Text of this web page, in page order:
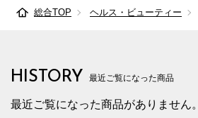
総合TOP ヘルス・ビューティー
HISTORY 最近ご覧になった商品
最近ご覧になった商品がありません。